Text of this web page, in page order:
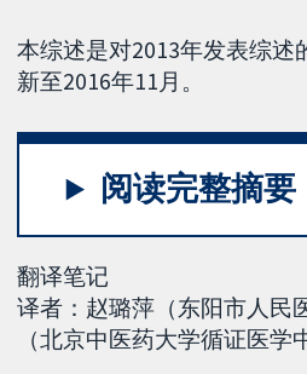
本综述是对2013年发表综述
新至2016年11月。
阅读完整摘要
翻译笔记
译者：赵璐萍（东阳市人民
（北京中医药大学循证医学